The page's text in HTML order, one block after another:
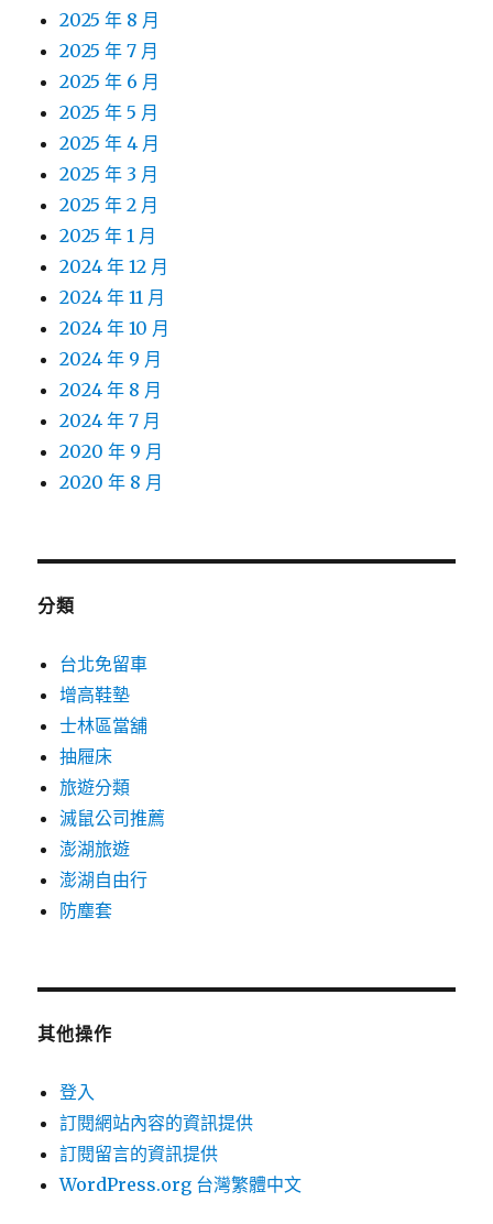
2025 年 8 月
2025 年 7 月
2025 年 6 月
2025 年 5 月
2025 年 4 月
2025 年 3 月
2025 年 2 月
2025 年 1 月
2024 年 12 月
2024 年 11 月
2024 年 10 月
2024 年 9 月
2024 年 8 月
2024 年 7 月
2020 年 9 月
2020 年 8 月
分類
台北免留車
增高鞋墊
士林區當舖
抽屜床
旅遊分類
滅鼠公司推薦
澎湖旅遊
澎湖自由行
防塵套
其他操作
登入
訂閱網站內容的資訊提供
訂閱留言的資訊提供
WordPress.org 台灣繁體中文